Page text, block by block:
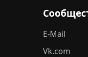
E-Mail
Vk.com